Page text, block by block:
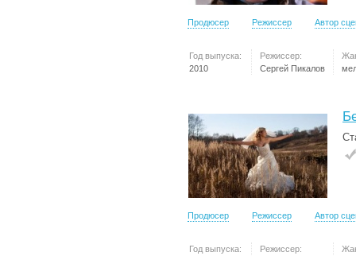
Продюсер Режиссер Автор
Год выпуска:
2010
Режиссер:
Сергей Пикалов
Продюсер Режиссер Автор
Год выпуска:
Режиссер: